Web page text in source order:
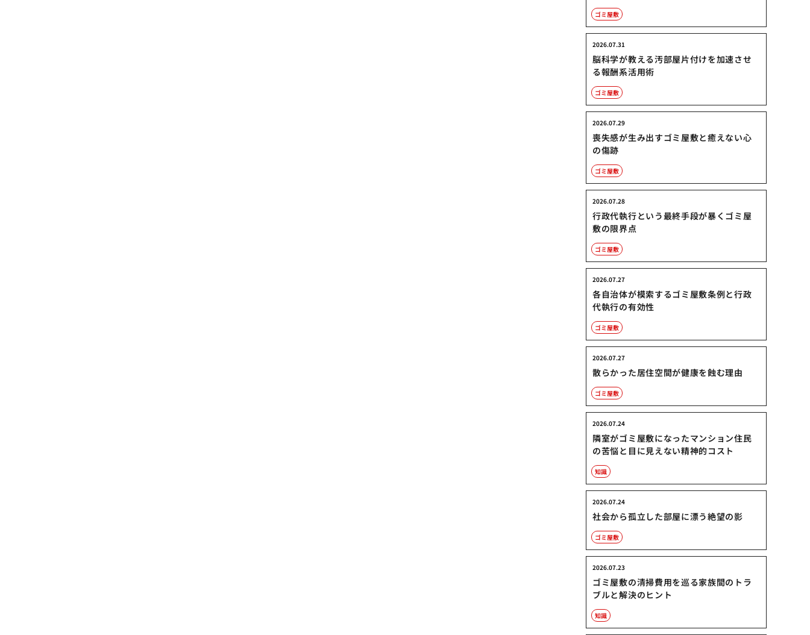
ゴミ屋敷
脳科学が教える汚部屋片付けを加速させ
る報酬系活用術
2026.07.31
ゴミ屋敷
喪失感が生み出すゴミ屋敷と癒えない心
の傷跡
2026.07.29
ゴミ屋敷
行政代執行という最終手段が暴くゴミ屋
敷の限界点
2026.07.28
ゴミ屋敷
各自治体が模索するゴミ屋敷条例と行政
代執行の有効性
2026.07.27
ゴミ屋敷
散らかった居住空間が健康を蝕む理由
2026.07.27
ゴミ屋敷
隣室がゴミ屋敷になったマンション住民
の苦悩と目に見えない精神的コスト
2026.07.24
知識
社会から孤立した部屋に漂う絶望の影
2026.07.24
ゴミ屋敷
ゴミ屋敷の清掃費用を巡る家族間のトラ
ブルと解決のヒント
2026.07.23
知識